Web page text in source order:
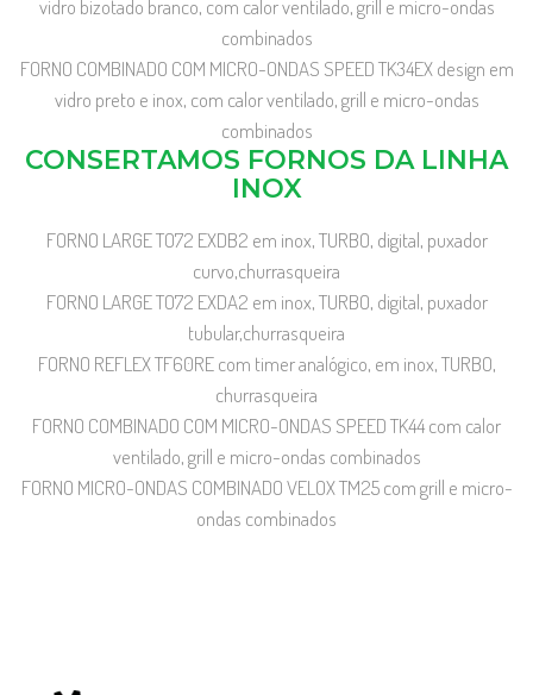
vidro bizotado branco, com calor ventilado, grill e micro-ondas
combinados
FORNO COMBINADO COM MICRO-ONDAS SPEED TK34EX design em
vidro preto e inox, com calor ventilado, grill e micro-ondas
combinados
CONSERTAMOS FORNOS DA LINHA
INOX
FORNO LARGE TO72 EXDB2 em inox, TURBO, digital, puxador
curvo,churrasqueira
FORNO LARGE TO72 EXDA2 em inox, TURBO, digital, puxador
tubular,churrasqueira
FORNO REFLEX TF60RE com timer analógico, em inox, TURBO,
churrasqueira
FORNO COMBINADO COM MICRO-ONDAS SPEED TK44 com calor
ventilado, grill e micro-ondas combinados
FORNO MICRO-ONDAS COMBINADO VELOX TM25 com grill e micro-
ondas combinados